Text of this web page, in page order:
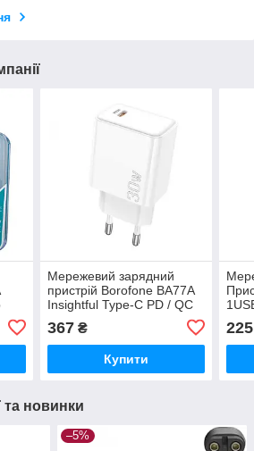
Мережевий зарядний
пристрій Borofone BA77A
Insightful Type-C PD / QC
367₴
Купити
225
та новинки
–5%